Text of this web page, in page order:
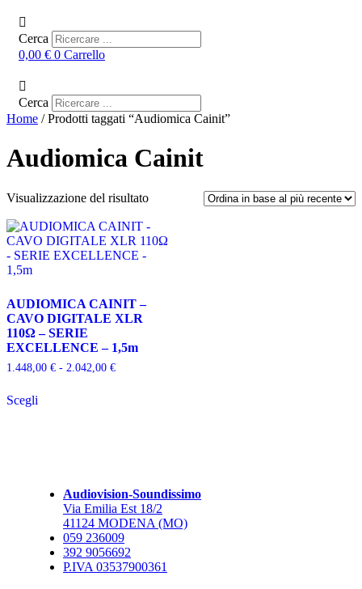
Cerca
0,00 € 0 Carrello
Cerca
Home / Prodotti taggati “Audiomica Cainit”
Audiomica Cainit
Visualizzazione del risultato
AUDIOMICA CAINIT –
CAVO DIGITALE XLR
110Ω – SERIE
EXCELLENCE – 1,5m
1.448,00 € - 2.042,00 €Fascia
Scegliprodotto
possono
essere
scelte
pagina
prodotto
Audiovision-Soundissimo
Via Emilia Est 18/2
41124 MODENA (MO)
059 236009
392 9056692
P.IVA 03537900361